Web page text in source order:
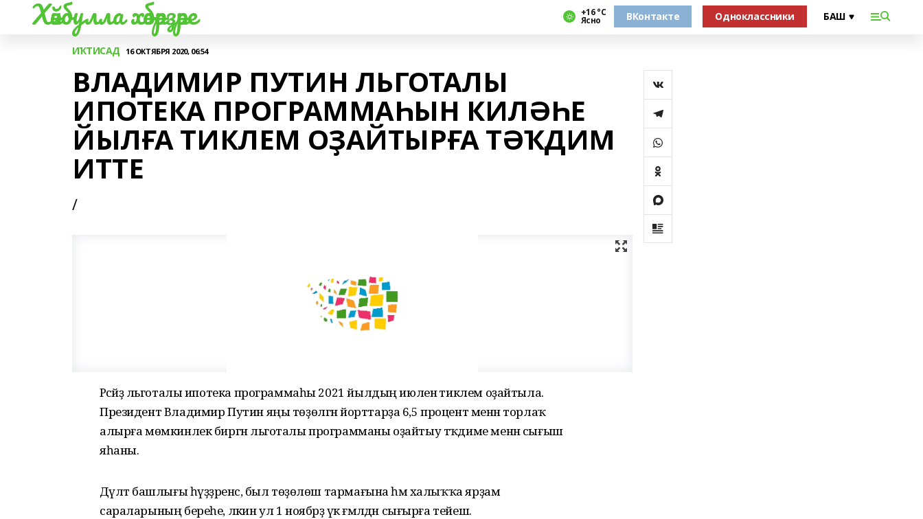
Хәйбулла хәбәрҙәре +16 °С
Ясно ВКонтакте Одноклассники
ИҠТИСАД 16 ОКТЯБРЯ 2020, 06:54
ВЛАДИМИР ПУТИН ЛЬГОТАЛЫ
ИПОТЕКА ПРОГРАММАҺЫН КИЛӘҺЕ
ЙЫЛҒА ТИКЛЕМ ОҘАЙТЫРҒА ТӘҠДИМ
ИТТЕ
/
Рәсәйҙә льготалы ипотека программаһы 2021 йылдың июленә тиклем оҙайтыла.
Президент Владимир Путин яңы төҙөлгән йорттарҙа 6,5 процент менән торлаҡ
алырға мөмкинлек биргән льготалы программаны оҙайтыу тәҡдиме менән сығыш
яһаны.
Дәүләт башлығы һүҙҙәренсә, был төҙөлөш тармағына һәм халыҡҡа ярҙам
сараларының береһе, ләкин ул 1 ноябрҙә үк ғәмәлдән сығырға тейеш.